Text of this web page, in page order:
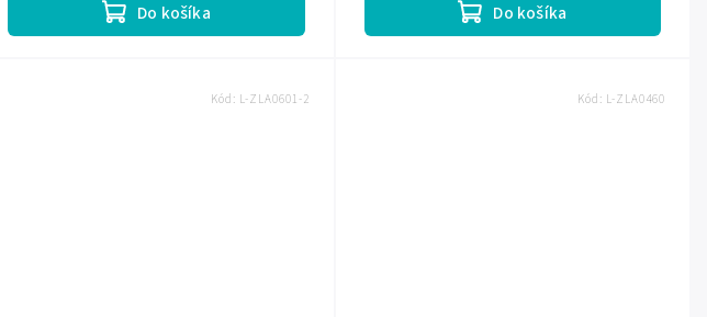
Do košíka Do košíka
Kód: L-ZLA0601-2 Kód: L-ZLA0460